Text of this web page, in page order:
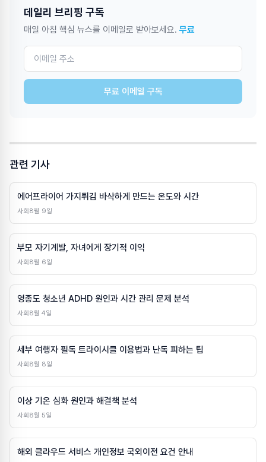
데일리 브리핑 구독
매일 아침 핵심 뉴스를 이메일로 받아보세요. 무료
무료 이메일 구독
관련 기사
에어프라이어 가지튀김 바삭하게 만드는 온도와 시간
사회 8월 9일
부모 자기계발, 자녀에게 장기적 이익
사회 8월 6일
영종도 청소년 ADHD 원인과 시간 관리 문제 분석
사회 8월 4일
세부 여행자 필독 트라이시클 이용법과 난독 피하는 팁
사회 8월 8일
이상 기온 심화 원인과 해결책 분석
사회 8월 5일
해외 클라우드 서비스 개인정보 국외이전 요건 안내